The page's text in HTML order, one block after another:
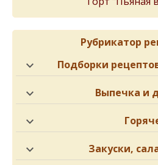
Рубрикатор
Подборки
Выпечка и
Закуски,